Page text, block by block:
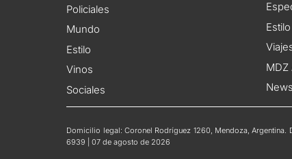
Policiales
Mundo
Estilo
Vinos
Sociales
MDZ
Domicilio legal: Coronel Rodríguez 1260, Mendoza, Argentina.
6939 | 07 de agosto de 2026